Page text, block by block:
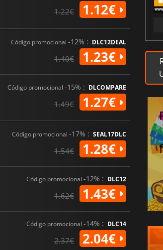
1.22€ 1.12€
Código promocional -12% : DLC12DEAL
1.40€ 1.23€
Código promocional -15% : DLCOMPARE
1.49€ 1.27€
Código promocional -17% : SEAL17DLC
1.54€ 1.28€
Código promocional -12% : DLC12
1.62€ 1.43€
Código promocional -14% : DLC14
2.37€ 2.04€